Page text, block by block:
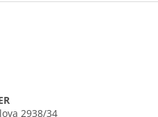
2938/34